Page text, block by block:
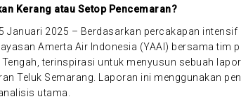
Kerang atau Setop Pencemaran?
5 Januari 2025 – Berdasarkan percakapan
Amerta Air Indonesia (YAAI) bersama tim
terinspirasi untuk menyusun sebuah
Teluk Semarang. Laporan ini menggunakan
utama.